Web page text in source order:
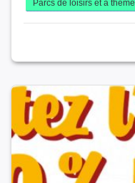
Parcs de loisirs et à thème